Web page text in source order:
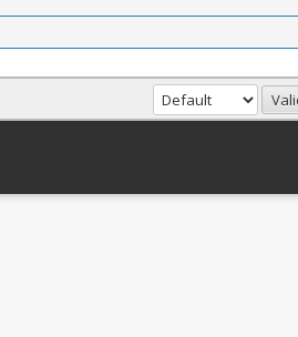
Syndication RSS